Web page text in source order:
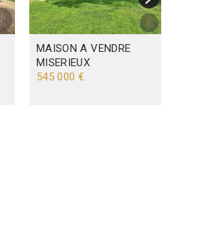
MAISON A VENDRE
MISERIEUX
545 000 €